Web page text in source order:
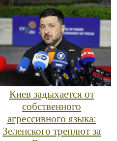
Киев задыхается от
собственного
агрессивного языка:
Зеленского треплют за